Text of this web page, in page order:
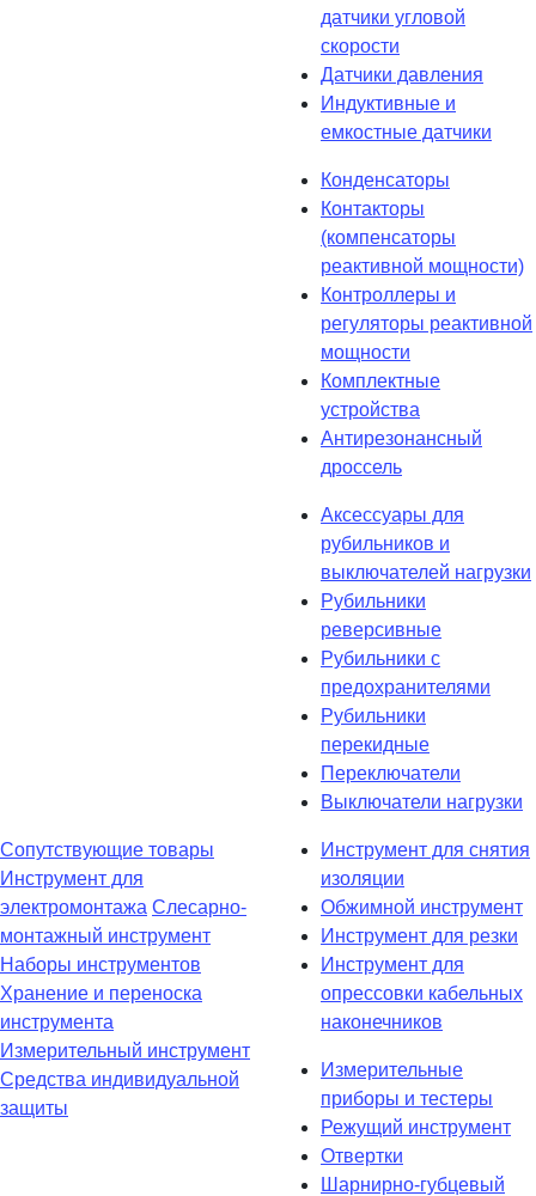
датчики угловой
скорости
Датчики давления
Индуктивные и
емкостные датчики
Конденсаторы
Контакторы
(компенсаторы
реактивной мощности)
Контроллеры и
регуляторы реактивной
мощности
Комплектные
устройства
Антирезонансный
дроссель
Аксессуары для
рубильников и
выключателей нагрузки
Рубильники
реверсивные
Рубильники с
предохранителями
Рубильники
перекидные
Переключатели
Выключатели нагрузки
Сопутствующие товары
Инструмент для
электромонтажа Слесарно-
монтажный инструмент
Наборы инструментов
Хранение и переноска
инструмента
Измерительный инструмент
Средства индивидуальной
защиты
Инструмент для снятия
изоляции
Обжимной инструмент
Инструмент для резки
Инструмент для
опрессовки кабельных
наконечников
Измерительные
приборы и тестеры
Режущий инструмент
Отвертки
Шарнирно-губцевый